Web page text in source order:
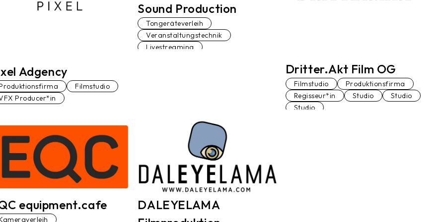
Adgency
Filmstudio
Producer*in
Sound Production
Tongeräteverleih
Veranstaltungstechnik
Livestreaming
Dritter.Akt Film OG
Filmstudio
Produktionsfirma
Regisseur*in
Studio
Studio
Studio
equipment.cafe
DALEYELAMA